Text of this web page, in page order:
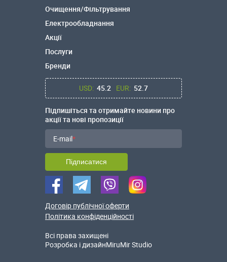
Очищення/Фільтрування
Електрообладнання
Акції
Послуги
Бренди
USD: 45.2 EUR: 52.7
Підпишіться та отримайте новини про
акції та нові пропозиції
E-mail
Підписатися
Договір публічної оферти
Політика конфіденційності
Всі права захищені
Розробка і дизайнMiruMir Studio